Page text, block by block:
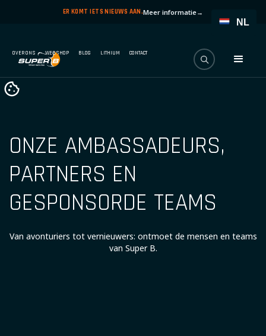
ER KOMT IETS NIEUWS AAN.Meer informatie→
OVER ONS WEBSHOP BLOG LITHIUM CONTACT
ONZE AMBASSADEURS,
PARTNERS EN
GESPONSORDE TEAMS
Van avonturiers tot vernieuwers: ontmoet de mensen en teams
van Super B.
NL